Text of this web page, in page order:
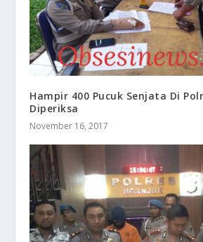
Hampir 400 Pucuk Senjata Di
Diperiksa
November 16, 2017